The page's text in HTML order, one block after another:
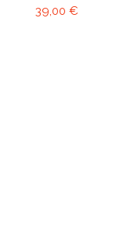
39,00 €